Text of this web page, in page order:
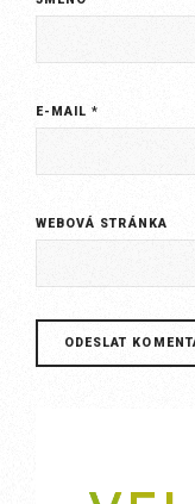
E-MAIL*
WEBOVÁ STRÁNKA